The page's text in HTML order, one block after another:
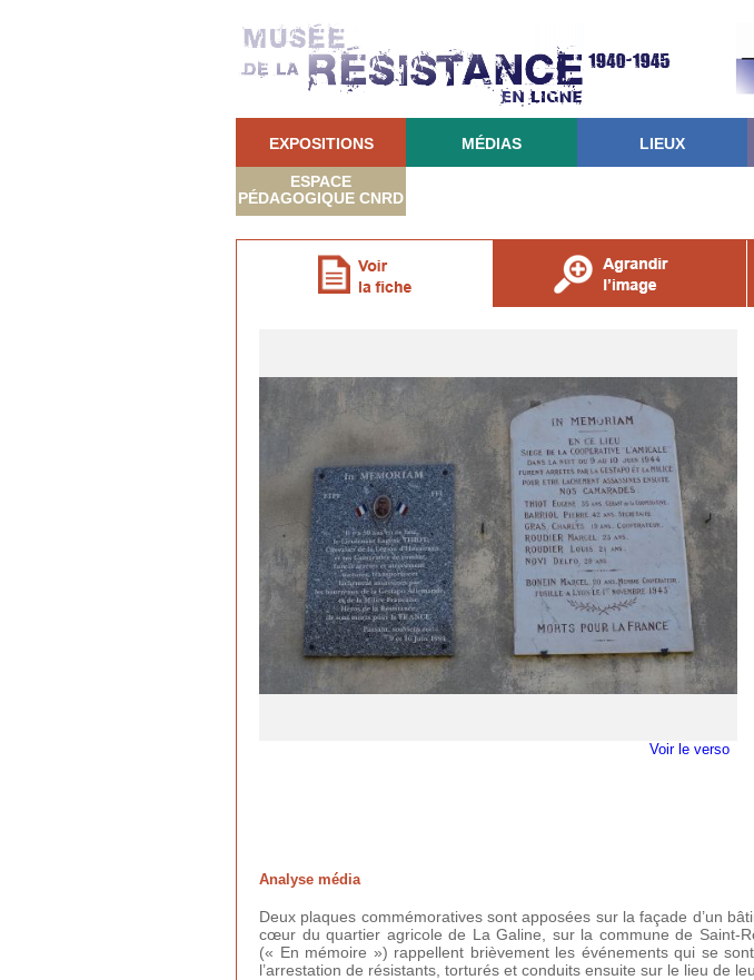
EXPOSITIONS MÉDIAS LIEUX
ESPACE
PÉDAGOGIQUE CNRD
Voir le verso
Analyse média
Deux plaques commémoratives sont apposées sur la façade d’un
cœur du quartier agricole de La Galine, sur la commune de Saint-
(« En mémoire ») rappellent brièvement les événements qui se
l’arrestation de résistants, torturés et conduits ensuite sur le lieu de